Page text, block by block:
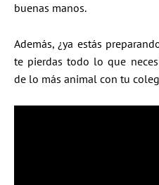
buenas manos.
Además, ¿ya estás
te pierdas todo lo que
de lo más animal con tu